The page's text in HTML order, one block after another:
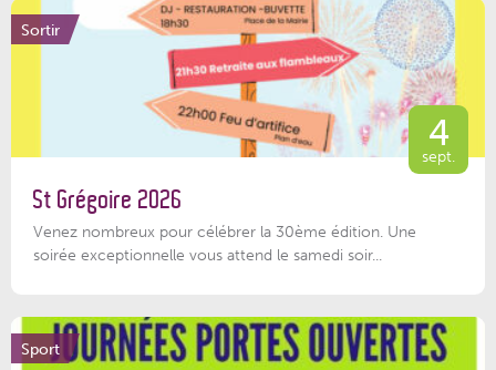
Sortir
4
sept.
St Grégoire 2026
Venez nombreux pour célébrer la 30ème édition. Une
soirée exceptionnelle vous attend le samedi soir...
Sport